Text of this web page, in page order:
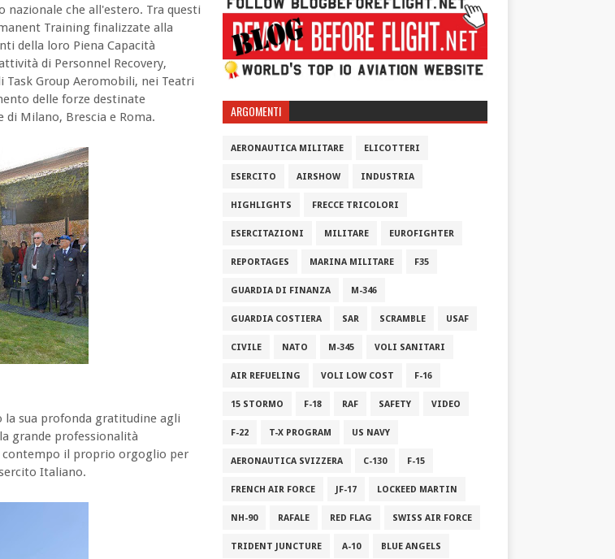
che all'estero. Tra questi
Training finalizzate alla
della loro Piena Capacità
di Personnel Recovery,
Task Group Aeromobili, nei Teatri
delle forze destinate
di Milano, Brescia e Roma.
la sua profonda gratitudine agli
grande professionalità
contempo il proprio orgoglio per
Italiano.
ARGOMENTI
AERONAUTICA MILITARE ELICOTTERI
ESERCITO AIRSHOW INDUSTRIA
HIGHLIGHTS FRECCE TRICOLORI
ESERCITAZIONI MILITARE EUROFIGHTER
REPORTAGES MARINA MILITARE F35
GUARDIA DI FINANZA M-346
GUARDIA COSTIERA SAR SCRAMBLE USAF
CIVILE NATO M-345 VOLI SANITARI
AIR REFUELING VOLI LOW COST F-16
15 STORMO F-18 RAF SAFETY VIDEO
F-22 T-X PROGRAM US NAVY
AERONAUTICA SVIZZERA C-130 F-15
FRENCH AIR FORCE JF-17 LOCKEED MARTIN
NH-90 RAFALE RED FLAG SWISS AIR FORCE
TRIDENT JUNCTURE A-10 BLUE ANGELS